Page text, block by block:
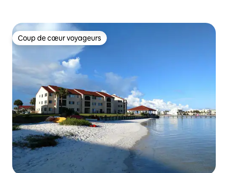
Coup de cœur voyageurs
Coup de cœur voyageurs